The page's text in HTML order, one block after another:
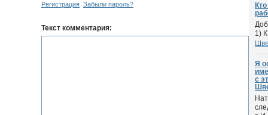
Регистрация Забыли пароль?
Текст комментария:
1)
Я
с